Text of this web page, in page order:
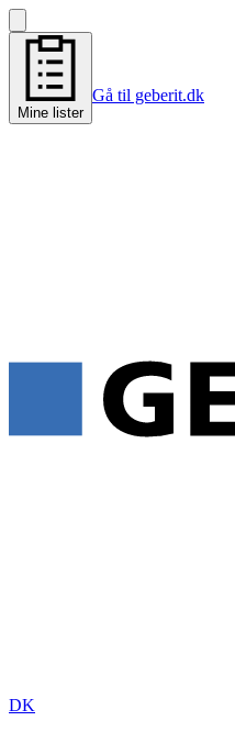
Mine lister
Gå til geberit.dk
DK